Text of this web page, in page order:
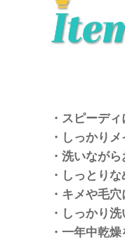
・スピーデ
・しっかり
・洗いなが
・しっとり
・キメや毛
・しっかり
・一年中乾